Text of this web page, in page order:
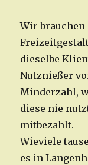
Wir
dieselbe
Nutznießer
Minderzahl,
diese nie
mitbezahlt.
Wieviele
es in